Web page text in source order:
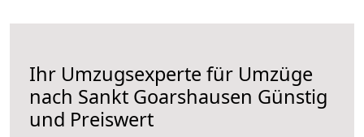
Ihr Umzugsexperte für Umzüge
nach Sankt Goarshausen Günstig
und Preiswert